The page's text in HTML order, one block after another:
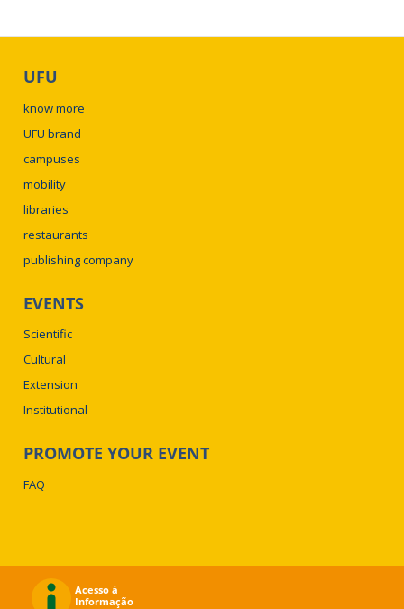
UFU
know more
UFU brand
campuses
mobility
libraries
restaurants
publishing company
EVENTS
Scientific
Cultural
Extension
Institutional
PROMOTE YOUR EVENT
FAQ